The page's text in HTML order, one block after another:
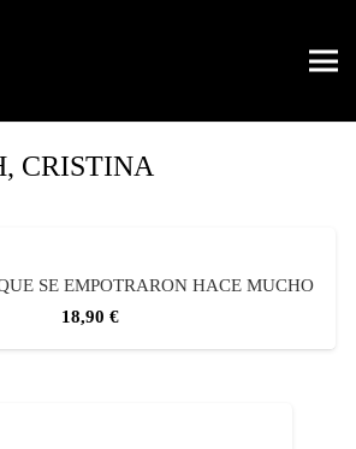
CRISTINA
SE EMPOTRARON HACE MUCHO
18,90 €